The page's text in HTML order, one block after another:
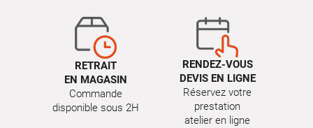
RETRAIT
EN MAGASIN
Commande
disponible sous 2H
RENDEZ-VOUS
DEVIS EN LIGNE
Réservez votre
prestation
atelier en ligne